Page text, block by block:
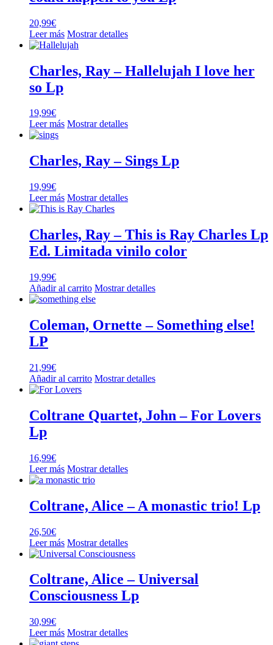
20,99€
Leer más Mostrar detalles
Charles, Ray – Hallelujah I love her
so Lp
19,99€
Leer más Mostrar detalles
Charles, Ray – Sings Lp
19,99€
Leer más Mostrar detalles
Charles, Ray – This is Ray Charles Lp
Ed. Limitada vinilo color
19,99€
Añadir al carrito Mostrar detalles
Coleman, Ornette – Something else!
LP
21,99€
Añadir al carrito Mostrar detalles
Coltrane Quartet, John – For Lovers
Lp
16,99€
Leer más Mostrar detalles
Coltrane, Alice – A monastic trio! Lp
26,50€
Leer más Mostrar detalles
Coltrane, Alice – Universal
Consciousness Lp
30,99€
Leer más Mostrar detalles